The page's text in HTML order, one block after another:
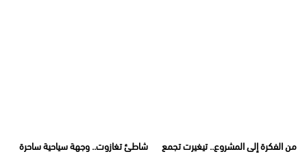
من الفكرة إلى المشروع.. تيغيرت تجمع شاطئ تغازوت.. وجهة سياحية ساحرة